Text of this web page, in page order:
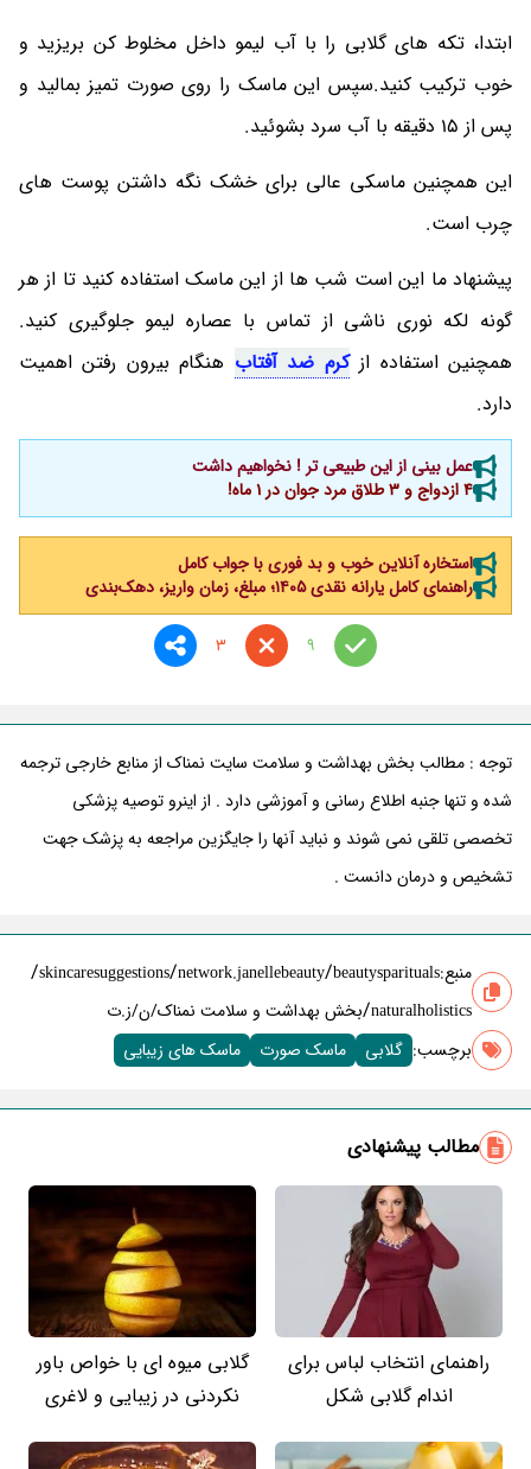
ابتدا، تکه های گلابی را با آب لیمو داخل مخلوط کن بریزید و
خوب ترکیب کنید.سپس این ماسک را روی صورت تمیز بمالید و
پس از 15 دقیقه با آب سرد بشوئید.
این همچنین ماسکی عالی برای خشک نگه داشتن پوست های
چرب است.
پیشنهاد ما این است شب ها از این ماسک استفاده کنید تا از هر
گونه لکه نوری ناشی از تماس با عصاره لیمو جلوگیری کنید.
همچنین استفاده ازکرم ضد آفتاب هنگام بیرون رفتن اهمیت
دارد.
عمل بینی از این طبیعی تر ! نخواهیم داشت
4 ازدواج و 3 طلاق مرد جوان در 1 ماه!
استخاره آنلاین خوب و بد فوری با جواب کامل
راهنمای کامل یارانه نقدی ۱۴۰۵؛ مبلغ، زمان واریز، دهک‌بندی
9
3
توجه : مطالب بخش بهداشت و سلامت سایت نمناک از منابع خارجی ترجمه
شده و تنها جنبه اطلاع رسانی و آموزشی دارد . از اینرو توصیه پزشکی
تخصصی تلقی نمی شوند و نباید آنها را جایگزین مراجعه به پزشک جهت
تشخیص و درمان دانست .
منبع:beautysparituals
/
network.janellebeauty
/
skincaresuggestions
/
naturalholistics
/بخش بهداشت و سلامت نمناک/ن/ز.ت
برچسب‌: گلابی ماسک صورت ماسک های زیبایی
مطالب پیشنهادی
راهنمای انتخاب لباس برای
اندام گلابی شکل
گلابی میوه ای با خواص باور
نکردنی در زیبایی و لاغری